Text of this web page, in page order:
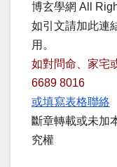
博玄學網 All
如引文請加此連
用。
如對問命、家宅
6689 8016
或填寫表格聯絡
斷章轉載或未加
究權